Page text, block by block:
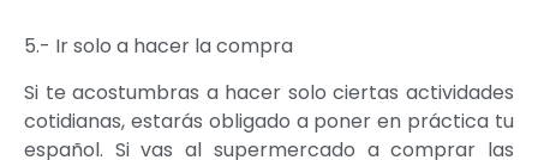
5.- Ir solo a hacer la compra
Si te acostumbras a hacer solo ciertas actividades
cotidianas, estarás obligado a poner en práctica tu
español. Si vas al supermercado a comprar las